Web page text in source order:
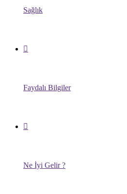
Sağlık
Faydalı Bilgiler
Ne İyi Gelir ?